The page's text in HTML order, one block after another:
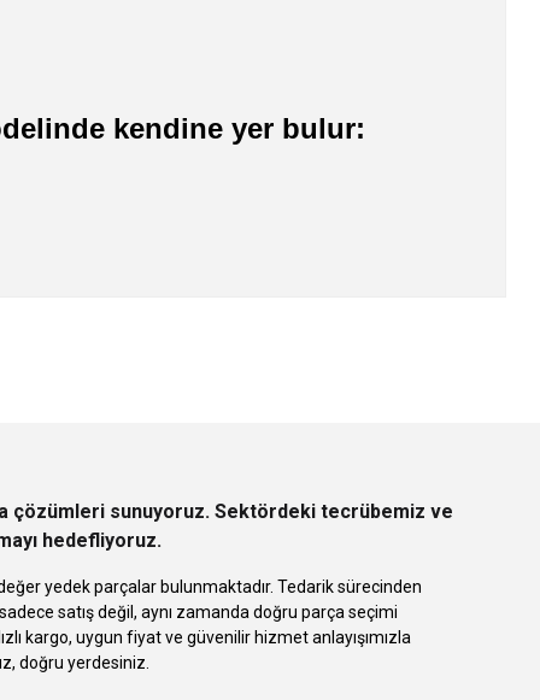
kendine yer bulur:
çözümleri sunuyoruz. Sektördeki tecrübemiz ve
hedefliyoruz.
yedek parçalar bulunmaktadır. Tedarik sürecinden
satış değil, aynı zamanda doğru parça seçimi
kargo, uygun fiyat ve güvenilir hizmet anlayışımızla
doğru yerdesiniz.